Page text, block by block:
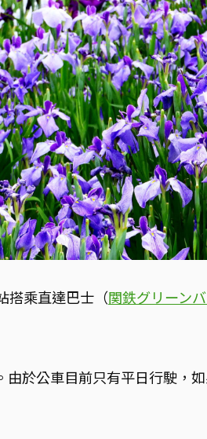
搭乘直達巴士（関鉄グリーン
由於公車目前只有平日行駛，